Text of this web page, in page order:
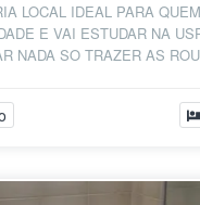
LOCAL IDEAL PARA
E VAI ESTUDAR NA
NADA SO TRAZER AS